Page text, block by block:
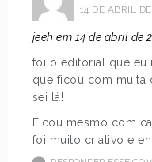
14 DE ABRIL
jeeh em 14 de abril de
foi o editorial que eu
que ficou com muita
sei lá!
Ficou mesmo com
foi muito criativo e